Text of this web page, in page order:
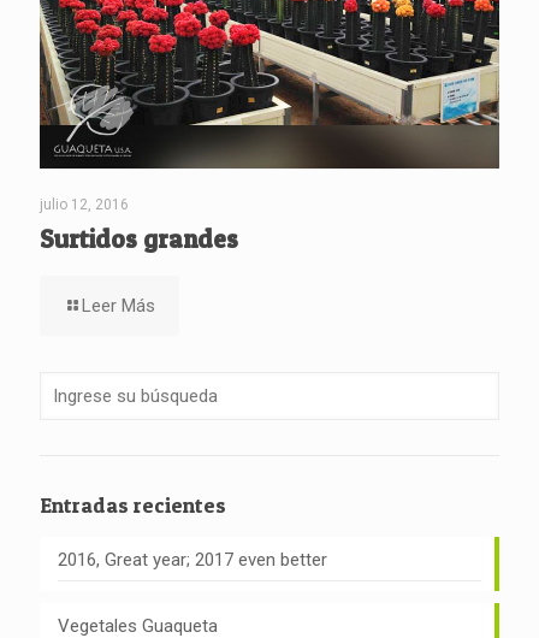
julio 12, 2016
Surtidos grandes
Leer Más
Entradas recientes
2016, Great year; 2017 even better
Vegetales Guaqueta